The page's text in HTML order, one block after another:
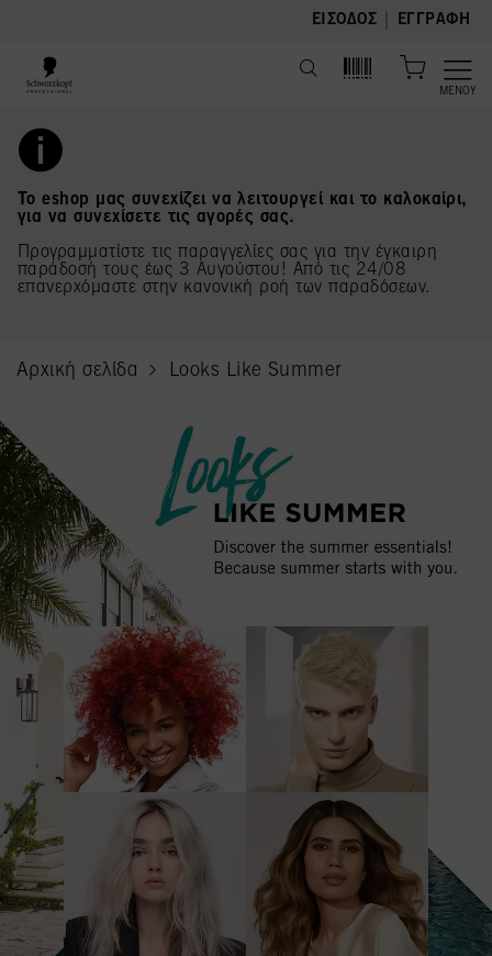
ΕΊΣΟΔΟΣ ΕΓΓΡΑΦΉ
ΜΕΝΟΎ
Το eshop μας συνεχίζει να λειτουργεί και το καλοκαίρι,
για να συνεχίσετε τις αγορές σας.
Προγραμματίστε τις παραγγελίες σας για την έγκαιρη
παράδοσή τους έως 3 Αυγούστου! Από τις 24/08
επανερχόμαστε στην κανονική ροή των παραδόσεων.
Αρχική σελίδα Looks Like Summer
current page